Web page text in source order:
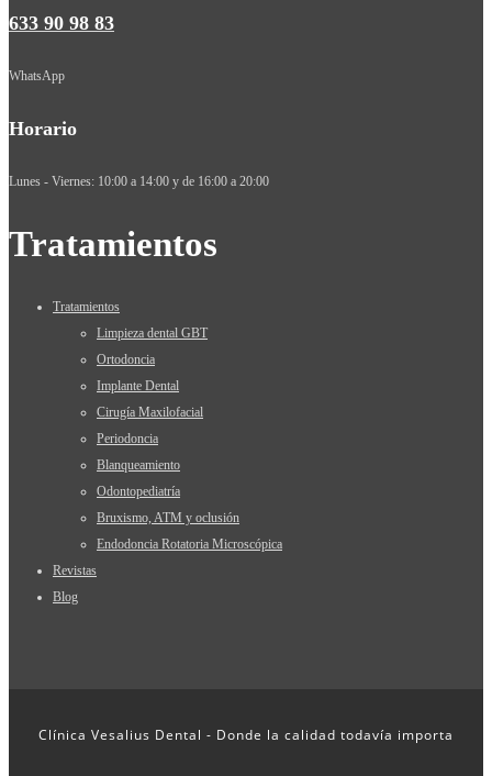
633 90 98 83
WhatsApp
Horario
Lunes - Viernes: 10:00 a 14:00 y de 16:00 a 20:00
Tratamientos
Tratamientos
Limpieza dental GBT
Ortodoncia
Implante Dental
Cirugía Maxilofacial
Periodoncia
Blanqueamiento
Odontopediatría
Bruxismo, ATM y oclusión
Endodoncia Rotatoria Microscópica
Revistas
Blog
Clínica Vesalius Dental - Donde la calidad todavía importa